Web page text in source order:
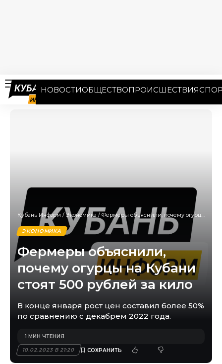
НОВОСТИОБЩЕСТВОПРОИСШЕСТВИЯ
Кубань Информ /Экономика / Фермеры объяснили, почему огурцы на Кубани стоят 500 рублей за кило
ЭКОНОМИКА
Фермеры объяснили,
почему огурцы на Кубани
стоят 500 рублей за кило
В конце января рост цен составил более 50%
по сравнению с декабрем 2022 года.
10.02.2023 В 21:20
1 МИН ЧТЕНИЯ